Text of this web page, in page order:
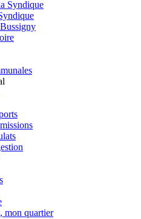
mon quartier